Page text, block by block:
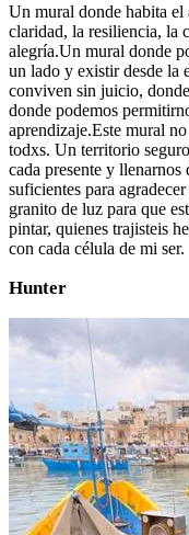
Un mural donde habita
claridad, la resiliencia, la
alegría.Un mural donde
un lado y existir desde la
conviven sin juicio,
donde podemos
aprendizaje.Este mural
todxs. Un territorio
cada presente y
suficientes para
granito de luz para que
pintar, quienes trajisteis
con cada célula de mi ser.
Hunter